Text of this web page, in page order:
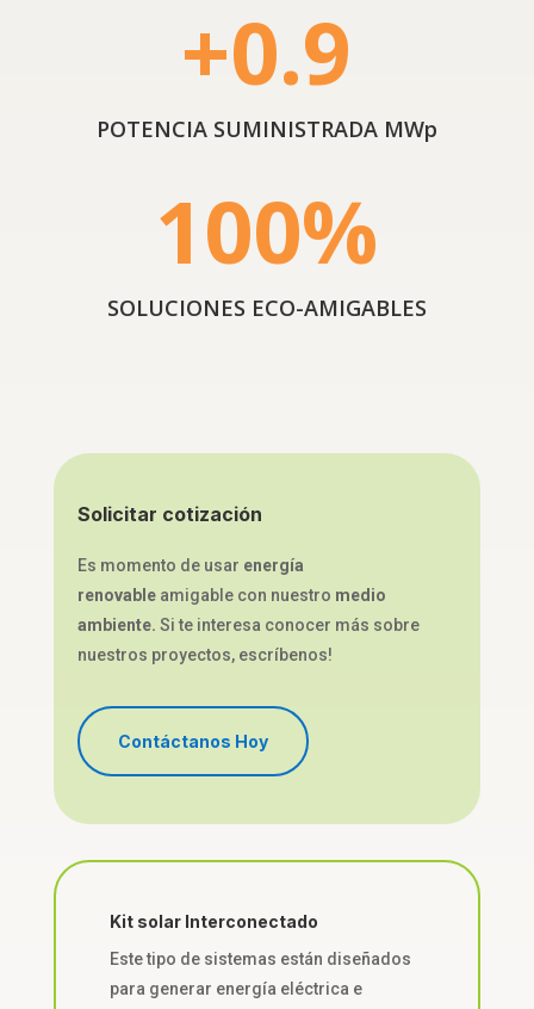
+0.9
POTENCIA SUMINISTRADA MWp
100%
SOLUCIONES ECO-AMIGABLES
Solicitar cotización
Es momento de usar energía
renovableamigable con nuestro medio
ambiente. Si te interesa conocer más sobre
nuestros proyectos, escríbenos!
Contáctanos Hoy
Kit solar Interconectado
Este tipo de sistemas están diseñados
para generar energía eléctrica e